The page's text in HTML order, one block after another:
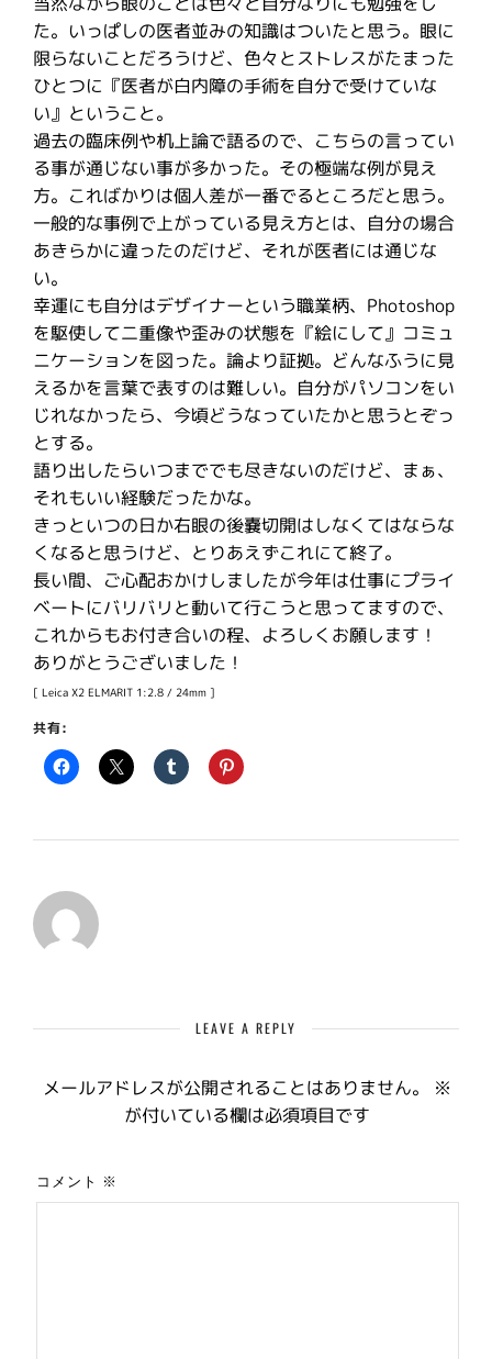
た。いっぱしの医者並みの知識はついたと思う。眼に
限らないことだろうけど、色々とストレスがたまった
ひとつに『医者が白内障の手術を自分で受けていな
い』ということ。
過去の臨床例や机上論で語るので、こちらの言ってい
る事が通じない事が多かった。その極端な例が見え
方。こればかりは個人差が一番でるところだと思う。
一般的な事例で上がっている見え方とは、自分の場合
あきらかに違ったのだけど、それが医者には通じな
い。
幸運にも自分はデザイナーという職業柄、Photoshop
を駆使して二重像や歪みの状態を『絵にして』コミュ
ニケーションを図った。論より証拠。どんなふうに見
えるかを言葉で表すのは難しい。自分がパソコンをい
じれなかったら、今頃どうなっていたかと思うとぞっ
とする。
語り出したらいつまででも尽きないのだけど、まぁ、
それもいい経験だったかな。
きっといつの日か右眼の後嚢切開はしなくてはならな
くなると思うけど、とりあえずこれにて終了。
長い間、ご心配おかけしましたが今年は仕事にプライ
ベートにバリバリと動いて行こうと思ってますので、
これからもお付き合いの程、よろしくお願します！
ありがとうございました！
[ Leica X2 ELMARIT 1:2.8 / 24mm ]
共有:
LEAVE A REPLY
メールアドレスが公開されることはありません。
※
が付いている欄は必須項目です
コメント ※